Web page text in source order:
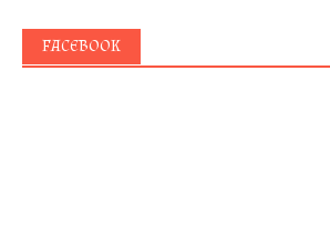
FACEBOOK